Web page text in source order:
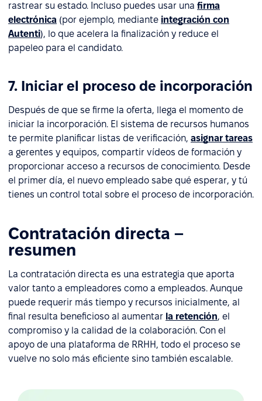
rastrear su estado. Incluso puedes usar una firma
electrónica (por ejemplo, mediante integración con
Autenti), lo que acelera la finalización y reduce el
papeleo para el candidato.
7. Iniciar el proceso de incorporación
Después de que se firme la oferta, llega el momento de
iniciar la incorporación. El sistema de recursos humanos
te permite planificar listas de verificación, asignar tareas
a gerentes y equipos, compartir vídeos de formación y
proporcionar acceso a recursos de conocimiento. Desde
el primer día, el nuevo empleado sabe qué esperar, y tú
tienes un control total sobre el proceso de incorporación.
Contratación directa –
resumen
La contratación directa es una estrategia que aporta
valor tanto a empleadores como a empleados. Aunque
puede requerir más tiempo y recursos inicialmente, al
final resulta beneficioso al aumentar la retención, el
compromiso y la calidad de la colaboración. Con el
apoyo de una plataforma de RRHH, todo el proceso se
vuelve no solo más eficiente sino también escalable.